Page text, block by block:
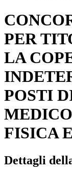
PER
LA
POSTI
FISICA
Dettagli